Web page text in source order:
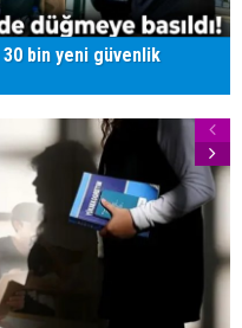
30 bin yeni güvenlik